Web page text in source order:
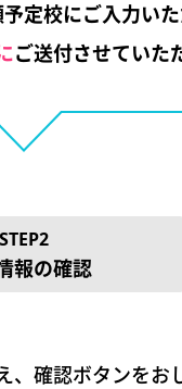
定校にご入力い
ご送付させていた
STEP2
報の確認
確認ボタンをお